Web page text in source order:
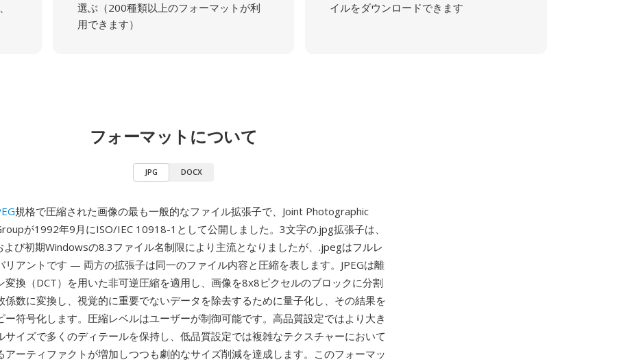
選ぶ（200種類以上のフォーマットが利
用できます）
イルをダウンロードできます
フォーマットについて
JPG DOCX
規格で圧縮された画像の最も一般的なファイル拡張子で、Joint Photographic
が1992年9月にISO/IEC 10918-1として公開しました。3文字の.jpg拡張子は、
よび初期Windowsの8.3ファイル名制限により主流となりましたが、.jpegはフルレ
リアントです — 両方の拡張子は同一のファイル内容と圧縮を表します。JPEGは離
変換（DCT）を用いた非可逆圧縮を適用し、画像を8x8ピクセルのブロックに分割
係数に変換し、視覚的に重要でないデータを除去するために量子化し、その結果を
ー符号化します。圧縮レベルはユーザーが制御可能です。高品質設定ではより大き
サイズで多くのディテールを保持し、低品質設定では複雑なテクスチャーにおいて
アーティファクトが増加しつつも劇的なサイズ削減を達成します。このフォーマッ